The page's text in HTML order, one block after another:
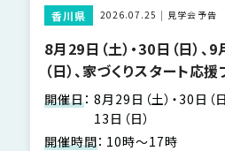
香川県 2026.07.25 見学会予告
8月29日（土）・30日（日）、
（日）、家づくりスタート応
開催日： 8月29日（土）・30日（
13日（日）
開催時間： 10時～17時